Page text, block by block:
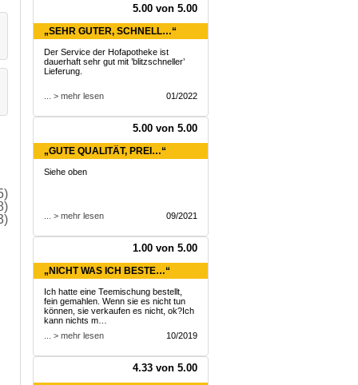
5.00 von 5.00
„SEHR GUTER, SCHNELL…“
Der Service der Hofapotheke ist
dauerhaft sehr gut mit ’blitzschneller’
Lieferung.
... > mehr lesen 01/2022
5.00 von 5.00
„GUTE QUALITÄT, PREI…“
Siehe oben
... > mehr lesen 09/2021
1.00 von 5.00
„NICHT WAS ICH BESTE…“
Ich hatte eine Teemischung bestellt,
fein gemahlen. Wenn sie es nicht tun
können, sie verkaufen es nicht, ok?Ich
kann nichts m…
... > mehr lesen
10/2019
4.33 von 5.00